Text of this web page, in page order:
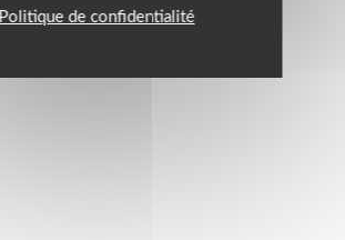
Politique de confidentialité